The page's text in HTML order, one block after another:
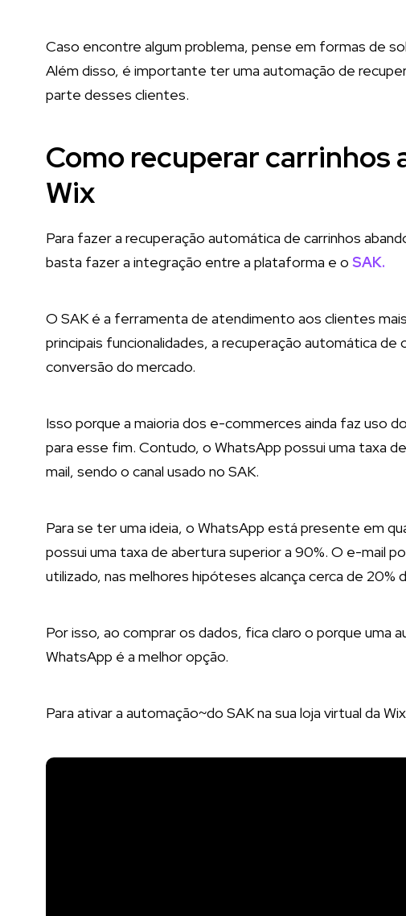
Caso encontre algum problema, pense em formas de
Além disso, é importante ter uma automação de
parte desses clientes.
Como recuperar carrinhos
Wix
Para fazer a recuperação automática de carrinhos
basta fazer a integração entre a plataforma e o SAK.
O SAK é a ferramenta de atendimento aos clientes
principais funcionalidades, a recuperação automática de
conversão do mercado.
Isso porque a maioria dos e-commerces ainda faz uso
para esse fim. Contudo, o WhatsApp possui uma taxa
mail, sendo o canal usado no SAK.
Para se ter uma ideia, o WhatsApp está presente em
possui uma taxa de abertura superior a 90%. O e-mail
utilizado, nas melhores hipóteses alcança cerca de 20%
Por isso, ao comprar os dados, fica claro o porque uma
WhatsApp é a melhor opção.
Para ativar a automação~do SAK na sua loja virtual da